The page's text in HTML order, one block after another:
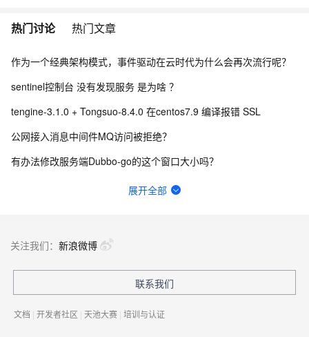
热门讨论 热门文章
作为一个经典架构模式，事件驱动在云时代为什么会再次流行呢？
sentinel控制台 没有发现服务 是为啥 ？
tengine-3.1.0 + Tongsuo-8.4.0 在centos7.9 编译报错 SSL
公网接入消息中间件MQ访问被拒绝？
有办法修改服务端Dubbo-go的这个窗口大小吗？
wget https://chaosblade.oss-cn-hangzhou.aliyuncs.c
展开全部
关注我们： 新浪微博
联系我们
文档 | 开发者社区 | 天池大赛 | 培训与认证